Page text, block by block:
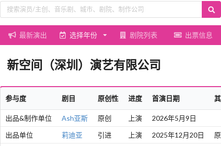
最新演出 选择年份 剧院列表 出票信息
新空间（深圳）演艺有限公司
参与度 剧目 原创性 进度 首演日期
出品&制作单位 Ash亚斯 原创 上演
2026年5月9日
出品单位
莉迪亚 引进 上演 2025年12月20日